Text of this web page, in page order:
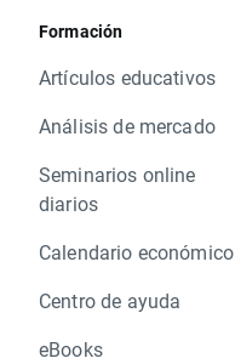
Formación
Artículos educativos
Análisis de mercado
Seminarios online
diarios
Calendario económico
Centro de ayuda
eBooks